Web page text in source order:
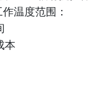
温度范围：
本